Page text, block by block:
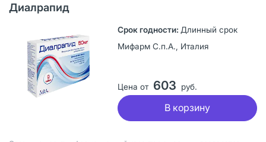
Диалрапид
Длинный срок
Мифарм С.п.А., Италия
Цена от 603 руб.
В корзину